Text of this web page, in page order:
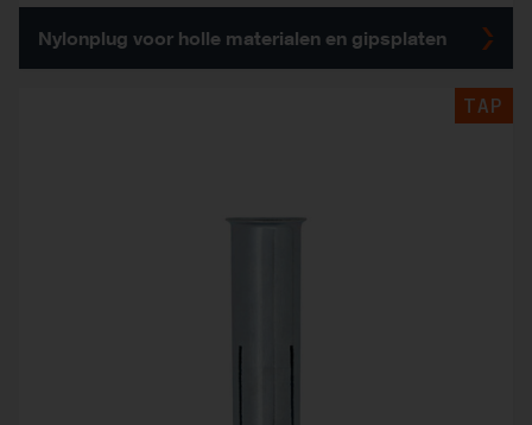
Nylonplug voor holle materialen en gipsplaten
TAP